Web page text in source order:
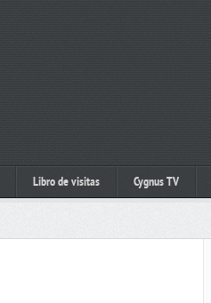
Libro de visitas Cygnus TV